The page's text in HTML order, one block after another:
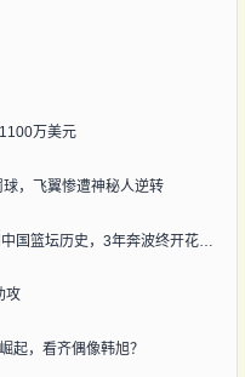
万美元
，飞翼惨遭神秘人逆转
恭喜！李月汝拿下大合同！签约安德玛，创中国篮坛历史，3年奔波终开花结果
攻
起，看齐偶像韩旭？